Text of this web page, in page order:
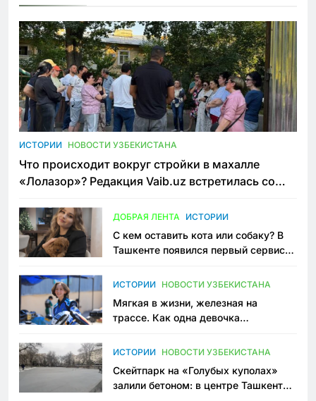
ИСТОРИИ НОВОСТИ УЗБЕКИСТАНА
Что происходит вокруг стройки в махалле
«Лолазор»? Редакция Vaib.uz встретилась со
ДОБРАЯ ЛЕНТА ИСТОРИИ
С кем оставить кота или собаку? В
Ташкенте появился первый сервис
ИСТОРИИ НОВОСТИ УЗБЕКИСТАНА
Мягкая в жизни, железная на
трассе. Как одна девочка
Узбекистане
ИСТОРИИ НОВОСТИ УЗБЕКИСТАНА
Скейтпарк на «Голубых куполах»
залили бетоном: в центре Ташкента